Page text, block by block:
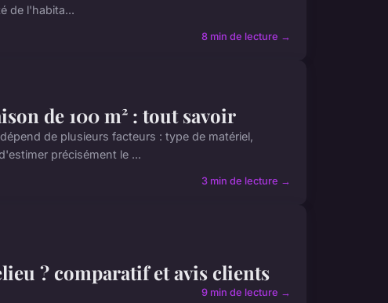
de l'habita...
8 min de lecture →
de 100 m² : tout savoir
de plusieurs facteurs : type de matériel,
précisément le ...
3 min de lecture →
? comparatif et avis clients
9 min de lecture →